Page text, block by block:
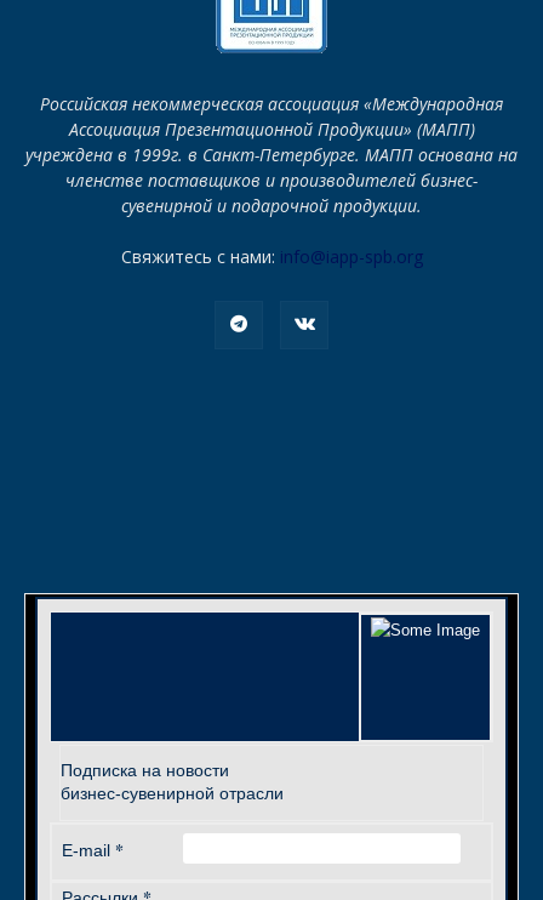
Российская некоммерческая ассоциация «Международная
Ассоциация Презентационной Продукции» (МАПП)
учреждена в 1999г. в Санкт-Петербурге. МАПП основана на
членстве поставщиков и производителей бизнес-
сувенирной и подарочной продукции.
Свяжитесь с нами: info@iapp-spb.org
Подписка на новости
бизнес-сувенирной отрасли
E-mail *